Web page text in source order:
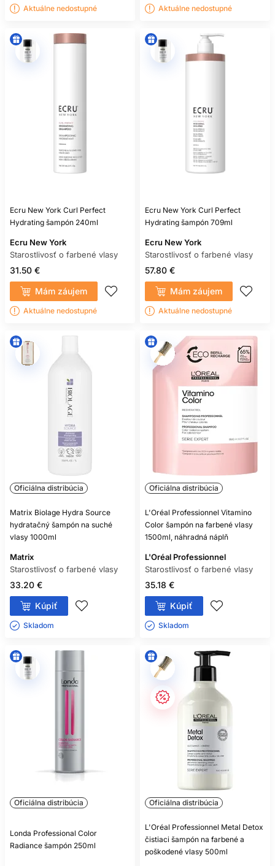
Aktuálne nedostupné Aktuálne nedostupné
Ecru New York Curl Perfect
Hydrating šampón 240ml
Ecru New York
Starostlivosť o farbené vlasy
31.50 €
Mám záujem
Aktuálne nedostupné
Ecru New York Curl Perfect
Hydrating šampón 709ml
Ecru New York
Starostlivosť o farbené vlasy
57.80 €
Mám záujem
Aktuálne nedostupné
Oficiálna distribúcia
Matrix Biolage Hydra Source
hydratačný šampón na suché
vlasy 1000ml
Matrix
Starostlivosť o farbené vlasy
33.20 €
Kúpiť
Skladom ㅤ
Oficiálna distribúcia
L'Oréal Professionnel Vitamino
Color šampón na farbené vlasy
1500ml, náhradná náplň
L'Oréal Professionnel
Starostlivosť o farbené vlasy
35.18 €
Kúpiť
Skladom ㅤ
Oficiálna distribúcia
Londa Professional Color
Radiance šampón 250ml
Oficiálna distribúcia
L'Oréal Professionnel Metal Detox
čistiaci šampón na farbené a
poškodené vlasy 500ml